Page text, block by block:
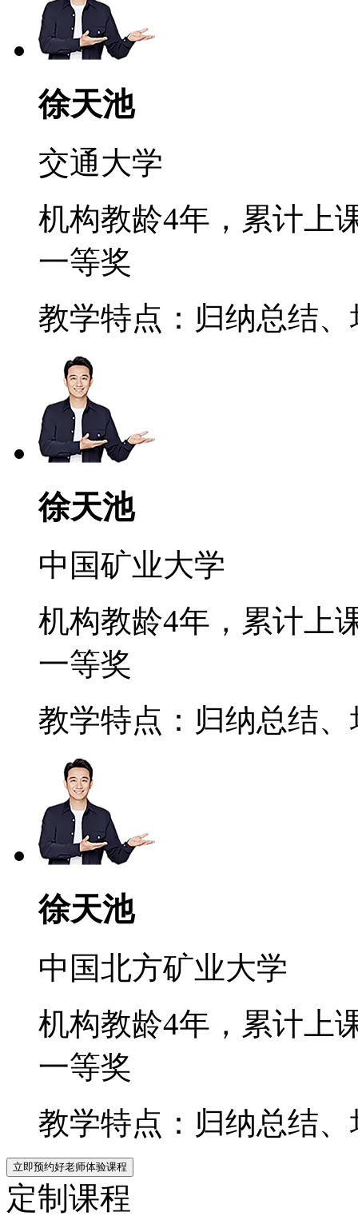
徐天池
交通大学
机构教龄4年，累计上
一等奖
教学特点：归纳总结
徐天池
中国矿业大学
机构教龄4年，累计上
一等奖
教学特点：归纳总结
徐天池
中国北方矿业大学
机构教龄4年，累计上
一等奖
教学特点：归纳总结
立即预约好老师体验课程
定制课程